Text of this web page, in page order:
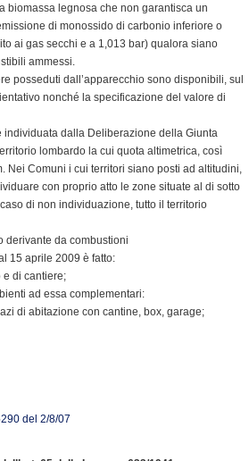
biomassa legnosa che non garantisca un
di monossido di carbonio inferiore o
ai gas secchi e a 1,013 bar) qualora siano
ammessi.
posseduti dall’apparecchio sono disponibili, sul
nonché la specificazione del valore di
dalla Deliberazione della Giunta
lombardo la cui quota altimetrica, così
Nei Comuni i cui territori siano posti ad altitudini,
con proprio atto le zone situate al di sotto
di non individuazione, tutto il territorio
derivante da combustioni
15 aprile 2009 è fatto:
e di cantiere;
ad essa complementari:
di abitazione con cantine, box, garage;
del 2/8/07